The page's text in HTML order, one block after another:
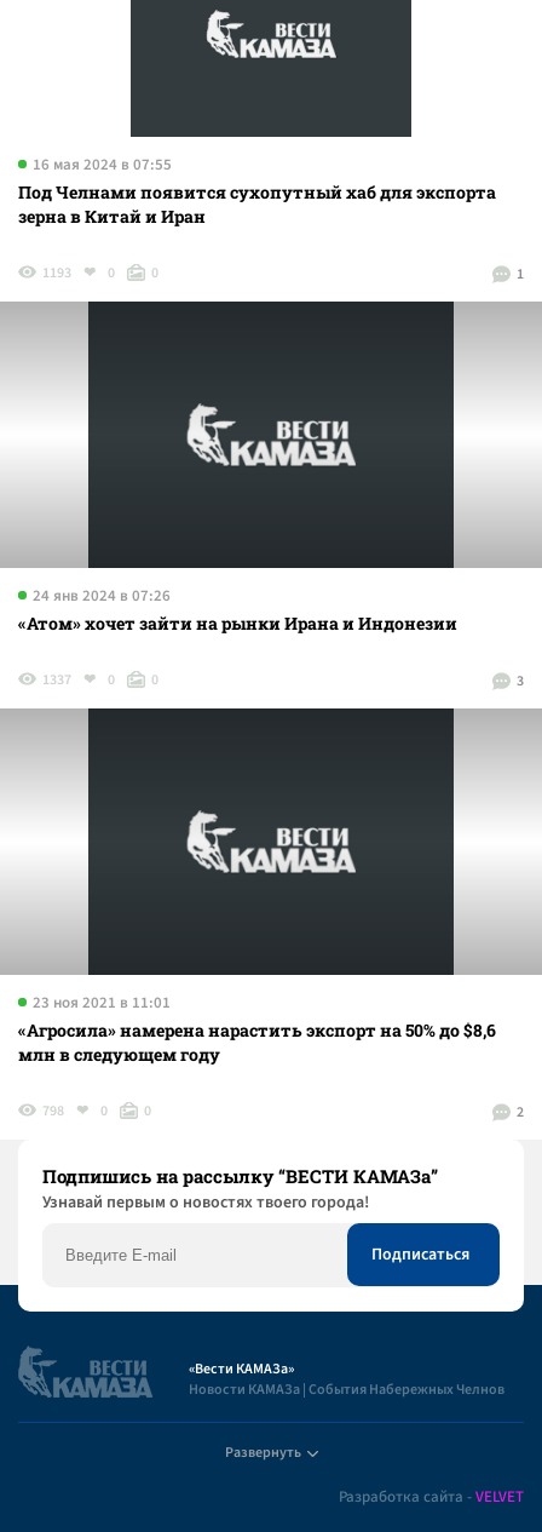
16 мая 2024 в 07:55
Под Челнами появится сухопутный хаб для экспорта
зерна в Китай и Иран
1
1193 0 0
24 янв 2024 в 07:26
«Атом» хочет зайти на рынки Ирана и Индонезии
3
1337 0 0
23 ноя 2021 в 11:01
«Агросила» намерена нарастить экспорт на 50% до $8,6
млн в следующем году
2
798 0 0
Подпишись на рассылку “ВЕСТИ КАМАЗа”
Узнaвай первым о новостях твоего города!
«Вести КАМАЗа»
Новости КАМАЗа | События Набережных Челнов
Развернуть
Разработка сайта -VELVET